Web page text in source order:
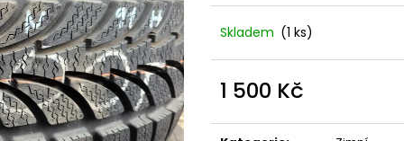
Skladem (1 ks)
1 500 Kč
cena: